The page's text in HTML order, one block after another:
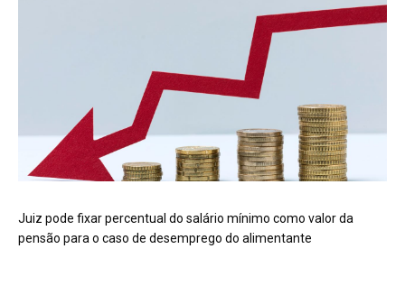
Juiz pode fixar percentual do salário mínimo como valor da
pensão para o caso de desemprego do alimentante